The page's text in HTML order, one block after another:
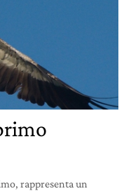
rappresenta un